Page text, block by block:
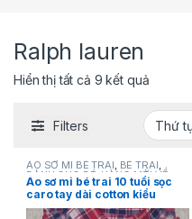
Ralph lauren
Hiển thị tất cả 9 kết quả
Filters
ÁO SƠ MI BÉ TRAI, BÉ TRAI,
DÀNH CHO BÉ HÀNG MỚI VỀ
NEW,Ralph lauren ,SẢN PHẨM
KHUYẾN MÃI
Áo sơ mi bé trai 10 tuổi sọc
caro tay dài cotton kiểu
Natural Stretch hiệu Ralph